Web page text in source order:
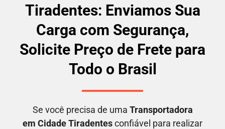
Tiradentes: Enviamos Sua
Carga com Segurança,
Solicite Preço de Frete para
Todo o Brasil
Se você precisa de uma Transportadora
em Cidade Tiradentesconfiável para realizar